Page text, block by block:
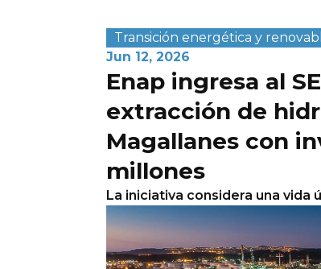
Transición energética y
Jun 12, 2026
Enap ingresa al
extracción de
Magallanes con
millones
La iniciativa considera una vida